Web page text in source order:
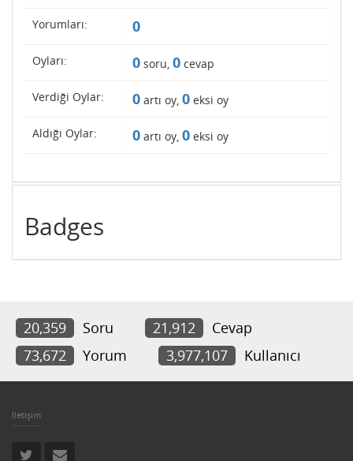
Yorumları: 0
Oyları: 0 soru, 0 cevap
Verdiği Oylar: 0 artı oy, 0 eksi oy
Aldığı Oylar: 0 artı oy, 0 eksi oy
Badges
20,359 Soru 21,912
Cevap
73,672
Yorum 3,977,107 Kullanıcı
İletişim